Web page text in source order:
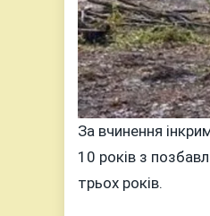
За вчинення
10 років з
трьох років.